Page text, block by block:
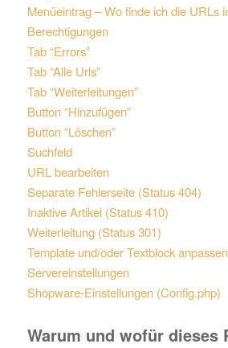
Menüeintrag – Wo finde ich die URLs
Berechtigungen
Tab “Errors”
Tab “Alle Urls”
Tab “Weiterleitungen”
Button “Hinzufügen”
Button “Löschen”
Suchfeld
URL bearbeiten
Separate Fehlerseite (Status 404)
Inaktive Artikel (Status 410)
Weiterleitung (Status 301)
Template und/oder Textblock anpassen
Servereinstellungen
Shopware-Einstellungen (Config.php)
Warum und wofür dieses